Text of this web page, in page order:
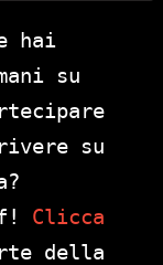
hai
su
su
Clicca
della